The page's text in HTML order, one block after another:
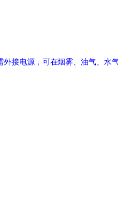
接电源，可在烟雾、油气、水气